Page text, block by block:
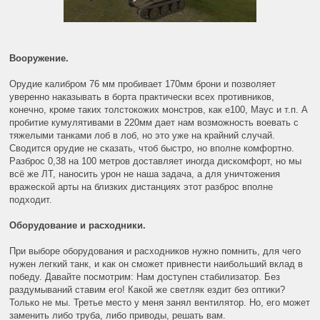
Вооружение.
Орудие калибром 76 мм пробивает 170мм брони и позволяет
уверенно наказывать в борта практически всех противников,
конечно, кроме таких толстокожих монстров, как е100, Маус и т.п. А
пробитие кумулятивами в 220мм дает нам возможность воевать с
тяжелыми танками лоб в лоб, но это уже на крайний случай.
Сводится орудие не сказать, чтоб быстро, но вполне комфортно.
Разброс 0,38 на 100 метров доставляет иногда дискомфорт, но мы
всё же ЛТ, наносить урон не наша задача, а для уничтожения
вражеской арты на близких дистанциях этот разброс вполне
подходит.
Оборудование и расходники.
При выборе оборудования и расходников нужно помнить, для чего
нужен легкий танк, и как он сможет привнести наибольший вклад в
победу. Давайте посмотрим: Нам доступен стабилизатор. Без
раздумываний ставим его! Какой же светляк ездит без оптики?
Только не мы. Третье место у меня занял вентилятор. Но, его может
заменить либо труба, либо приводы, решать вам.